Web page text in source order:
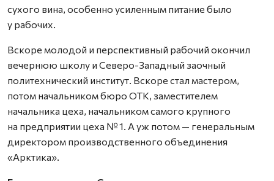
сухого вина, особенно усиленным питание было
у рабочих.
Вскоре молодой и перспективный рабочий окончил
вечернюю школу и Северо-Западный заочный
политехнический институт. Вскоре стал мастером,
потом начальником бюро ОТК, заместителем
начальника цеха, начальником самого крупного
на предприятии цеха № 1. А уж потом — генеральным
директором производственного объединения
«Арктика».